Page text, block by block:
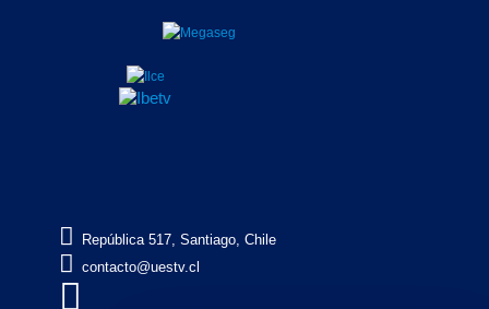
 República 517, Santiago, Chile
 contacto@uestv.cl
